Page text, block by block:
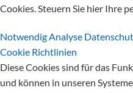
Cookies. Steuern Sie hier Ihre
NotwendigAnalyse
Cookie Richtlinien
Diese Cookies sind für das
und können in unseren